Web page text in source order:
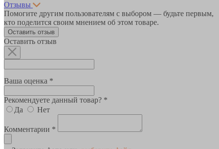
Отзывы
Помогите другим пользователям с выбором — будьте первым,
кто поделится своим мнением об этом товаре.
Оставить отзыв
Оставить отзыв
Ваша оценка *
Рекомендуете данный товар? *
Да
Нет
Комментарии *